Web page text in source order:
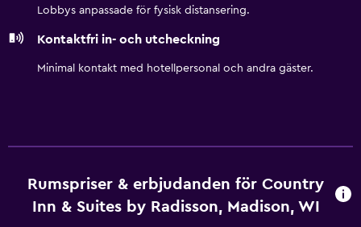
Lobbys anpassade för fysisk distansering.
Kontaktfri in- och utcheckning
Minimal kontakt med hotellpersonal och andra gäster.
Rumspriser & erbjudanden för Country
Inn & Suites by Radisson, Madison, WI